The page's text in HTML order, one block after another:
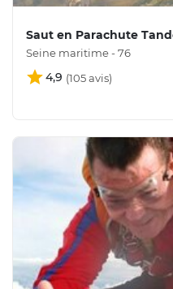
Saut en Parachute
Seine maritime - 76
4,9